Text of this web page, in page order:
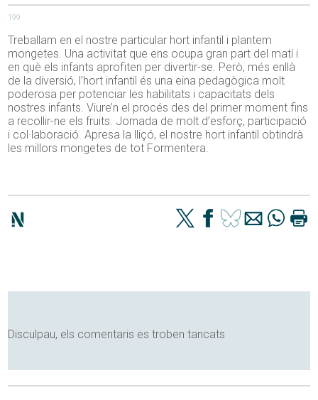
199
Treballam en el nostre particular hort infantil i plantem
mongetes. Una activitat que ens ocupa gran part del matí i
en què els infants aprofiten per divertir-se. Però, més enllà
de la diversió, l’hort infantil és una eina pedagògica molt
poderosa per potenciar les habilitats i capacitats dels
nostres infants. Viure’n el procés des del primer moment fins
a recollir-ne els fruits. Jornada de molt d’esforç, participació
i col·laboració. Apresa la lliçó, el nostre hort infantil obtindrà
les millors mongetes de tot Formentera.
Disculpau, els comentaris es troben tancats